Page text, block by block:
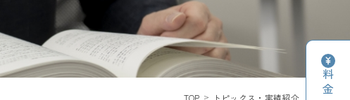
料金